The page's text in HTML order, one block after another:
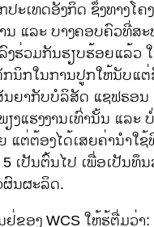
ເທດອັງກິດ ຊຶ່ງທາງໂຄ
ນ ແລະ ບາງຄອບຄົວທີ່ສ
ຮ່ວມກັນຮຽບຮ້ອຍແລ້ວ
ກນິກໃນການປູກໃຫ້ນັບ
ນຍາກັບບໍລິສັດ ແຊຟຣອ
ງແຮງງານເທົ່ານັ້ນ ແລ
ແຕ່ຕ້ອງໄດ້ເສຍຄ່ານໍາໃ
ປັນຕົ້ນໄປ ເພື່ອເປັນທຶ
ຜົນຜະລິດ.
ຂອງ WCS ໃຫ້ຮູ້ຕື່ມວ່